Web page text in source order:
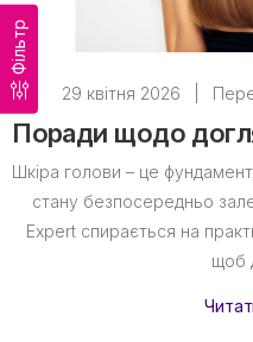
Фільтр
29 квітня 2026
Поради щодо
Шкіра голови – це
стану безпосередньо
Expert спирається на
щоб